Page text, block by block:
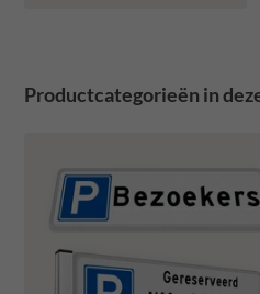
Productcategorieën in